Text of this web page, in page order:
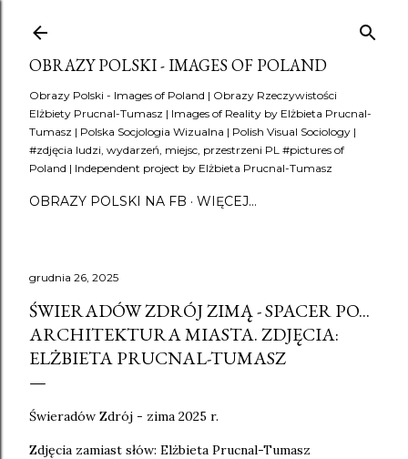
OBRAZY POLSKI - IMAGES OF POLAND
Obrazy Polski - Images of Poland | Obrazy Rzeczywistości
Elżbiety Prucnal-Tumasz | Images of Reality by Elżbieta Prucnal-
Tumasz | Polska Socjologia Wizualna | Polish Visual Sociology |
#zdjęcia ludzi, wydarzeń, miejsc, przestrzeni PL #pictures of
Poland | Independent project by Elżbieta Prucnal-Tumasz
OBRAZY POLSKI NA FB WIĘCEJ…
grudnia 26, 2025
ŚWIERADÓW ZDRÓJ ZIMĄ - SPACER PO...
ARCHITEKTURA MIASTA. ZDJĘCIA:
ELŻBIETA PRUCNAL-TUMASZ
Świeradów Zdrój - zima 2025 r.
Zdjęcia zamiast słów: Elżbieta Prucnal-Tumasz